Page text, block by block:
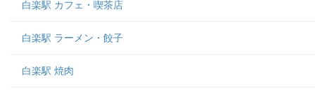
白楽駅 カフェ・喫茶店
白楽駅 ラーメン・餃子
白楽駅 焼肉